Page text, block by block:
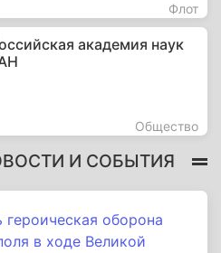
Флот
академия наук
Общество
И СОБЫТИЯ
героическая оборона
в ходе Великой